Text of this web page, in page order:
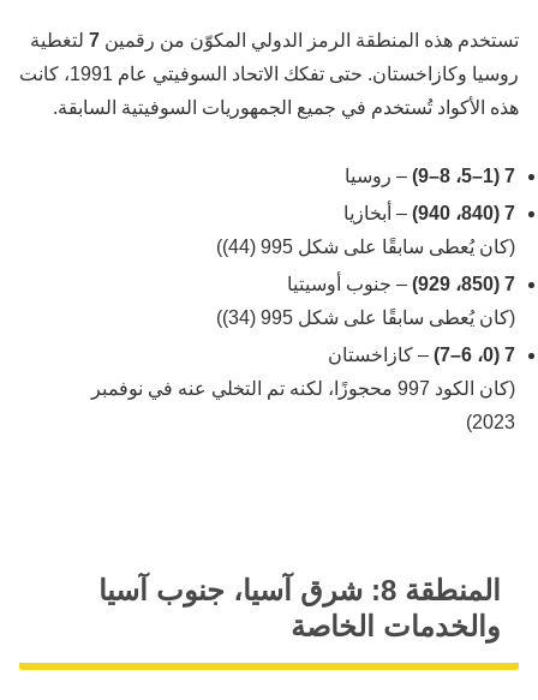
تستخدم هذه المنطقة الرمز الدولي المكوّن من رقمين 7 لتغطية
روسيا وكازاخستان. حتى تفكك الاتحاد السوفيتي عام 1991، كانت
هذه الأكواد تُستخدم في جميع الجمهوريات السوفيتية السابقة.
7 (1–5، 8–9)
– روسيا
7 (840، 940)
– أبخازيا
(كان يُعطى سابقًا على شكل 995 (44))
7 (850، 929)
– جنوب أوسيتيا
(كان يُعطى سابقًا على شكل 995 (34))
7 (0، 6–7)
– كازاخستان
(كان الكود 997 محجوزًا، لكنه تم التخلي عنه في نوفمبر
2023)
المنطقة 8: شرق آسيا، جنوب آسيا
والخدمات الخاصة